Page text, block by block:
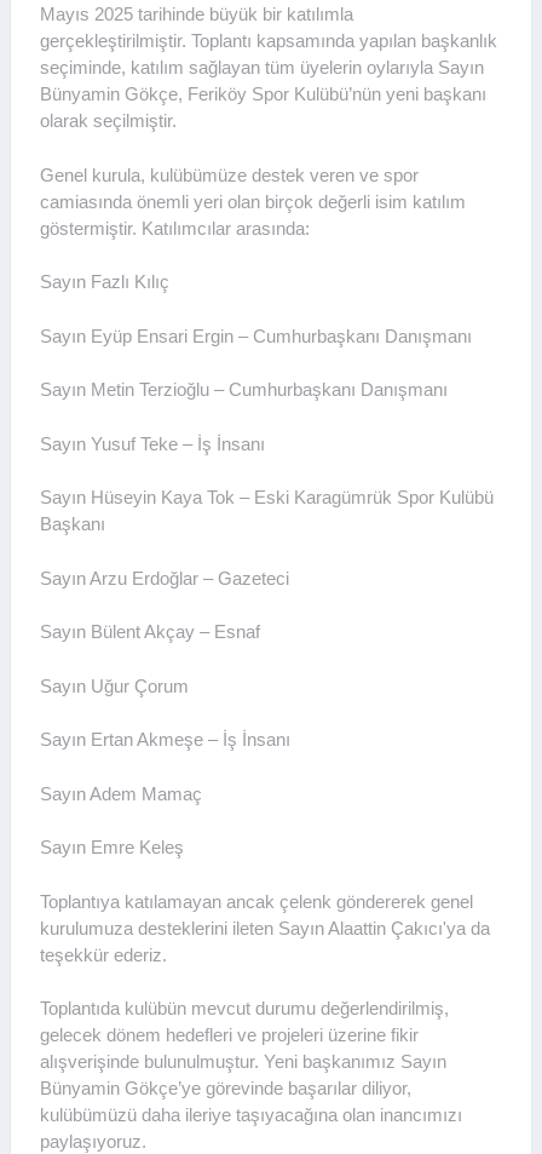
Mayıs 2025 tarihinde büyük bir katılımla
gerçekleştirilmiştir. Toplantı kapsamında yapılan başkanlık
seçiminde, katılım sağlayan tüm üyelerin oylarıyla Sayın
Bünyamin Gökçe, Feriköy Spor Kulübü’nün yeni başkanı
olarak seçilmiştir.
Genel kurula, kulübümüze destek veren ve spor
camiasında önemli yeri olan birçok değerli isim katılım
göstermiştir. Katılımcılar arasında:
Sayın Fazlı Kılıç
Sayın Eyüp Ensari Ergin – Cumhurbaşkanı Danışmanı
Sayın Metin Terzioğlu – Cumhurbaşkanı Danışmanı
Sayın Yusuf Teke – İş İnsanı
Sayın Hüseyin Kaya Tok – Eski Karagümrük Spor Kulübü
Başkanı
Sayın Arzu Erdoğlar – Gazeteci
Sayın Bülent Akçay – Esnaf
Sayın Uğur Çorum
Sayın Ertan Akmeşe – İş İnsanı
Sayın Adem Mamaç
Sayın Emre Keleş
Toplantıya katılamayan ancak çelenk göndererek genel
kurulumuza desteklerini ileten Sayın Alaattin Çakıcı'ya da
teşekkür ederiz.
Toplantıda kulübün mevcut durumu değerlendirilmiş,
gelecek dönem hedefleri ve projeleri üzerine fikir
alışverişinde bulunulmuştur. Yeni başkanımız Sayın
Bünyamin Gökçe’ye görevinde başarılar diliyor,
kulübümüzü daha ileriye taşıyacağına olan inancımızı
paylaşıyoruz.